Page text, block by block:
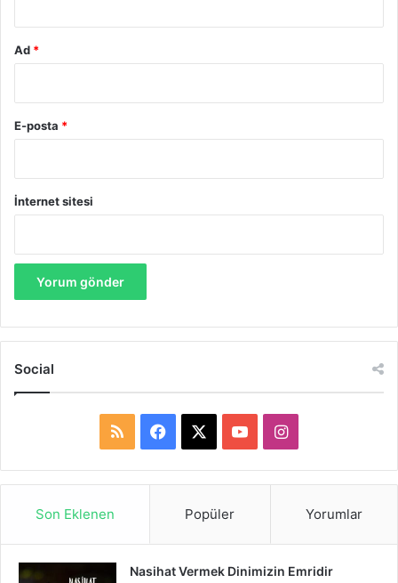
Ad *
E-posta *
İnternet sitesi
Social
S
a
b
o
u
I
n
a
Son Eklenen Popüler Yorumlar
Nasihat Vermek Dinimizin Emridir